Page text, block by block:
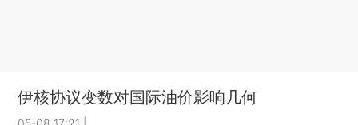
伊核协议变数对国际油价影响几何